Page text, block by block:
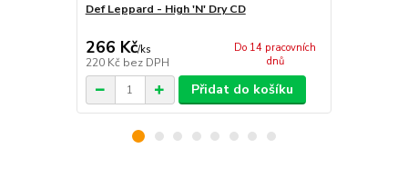
Def Leppard - High 'N' Dry CD
266 Kč/ks
220 Kč bez DPH
Do 14 pracovních
dnů
Přidat do košíku